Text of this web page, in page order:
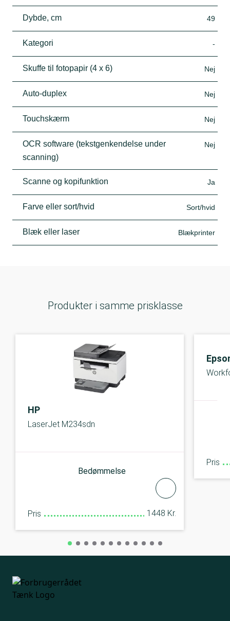
Dybde, cm 49
Kategori -
Skuffe til fotopapir (4 x 6) Nej
Auto-duplex Nej
Touchskærm Nej
OCR software (tekstgenkendelse under
scanning)
Nej
Scanne og kopifunktion Ja
Farve eller sort/hvid Sort/hvid
Blæk eller laser Blækprinter
Produkter i samme prisklasse
HP
LaserJet M234sdn
Bedømmelse
Pris 1448 Kr.
Pris